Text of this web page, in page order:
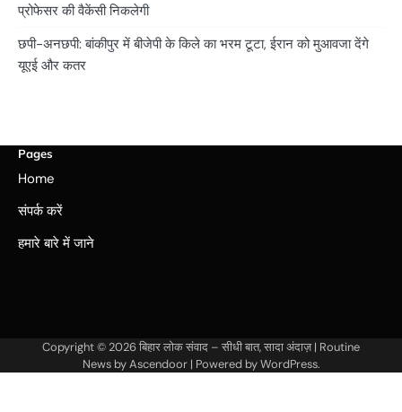
प्रोफेसर की वैकेंसी निकलेगी
छपी-अनछपी: बांकीपुर में बीजेपी के किले का भरम टूटा, ईरान को मुआवजा देंगे
यूएई और कतर
Pages
Home
संपर्क करें
हमारे बारे में जाने
Copyright © 2026बिहार लोक संवाद – सीधी बात, सादा अंदाज़| Routine
News byAscendoor| Powered byWordPress.